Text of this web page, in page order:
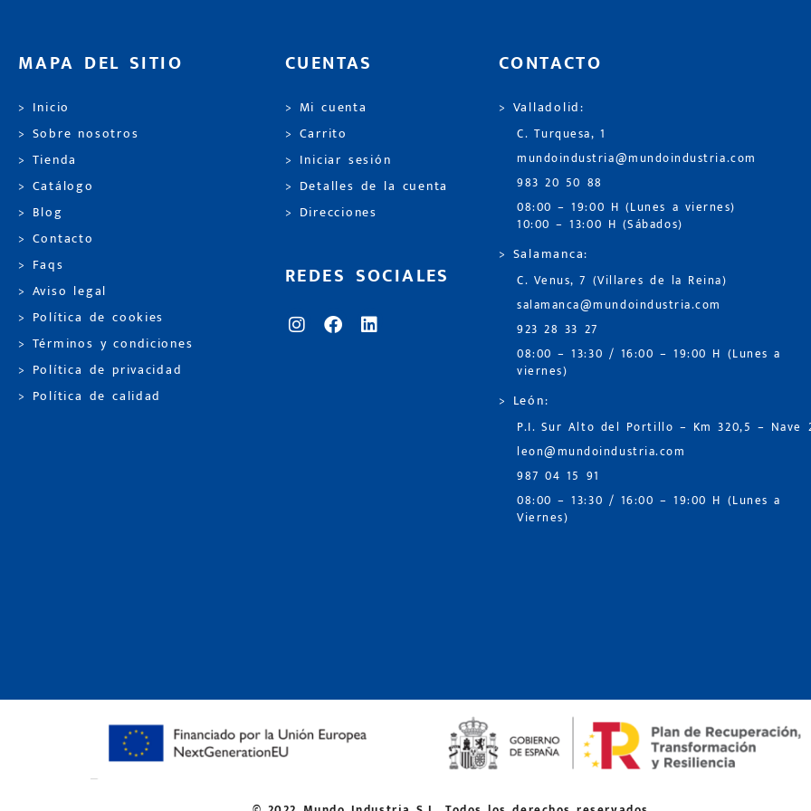
MAPA DEL SITIO
> Inicio
> Sobre nosotros
> Tienda
> Catálogo
> Blog
> Contacto
> Faqs
> Aviso legal
> Política de cookies
> Términos y condiciones
> Política de privacidad
> Política de calidad
CUENTAS
> Mi cuenta
> Carrito
> Iniciar sesión
> Detalles de la cuenta
> Direcciones
REDES SOCIALES
CONTACTO
> Valladolid:
C. Turquesa, 1
mundoindustria@mundoindustria.com
983 20 50 88
08:00 – 19:00 H (Lunes a viernes)
10:00 – 13:00 H (Sábados)
> Salamanca:
C. Venus, 7 (Villares de la Reina)
salamanca@mundoindustria.com
923 28 33 27
08:00 – 13:30 / 16:00 – 19:00 H (Lunes a
viernes)
> León:
P.I. Sur Alto del Portillo – Km 320,5 – Nave
leon@mundoindustria.com
987 04 15 91
08:00 – 13:30 / 16:00 – 19:00 H (Lunes a
Viernes)